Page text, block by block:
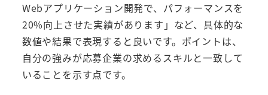
Webアプリケーション開発で、パフォーマンスを
20%向上させた実績があります」など、具体的な
数値や結果で表現すると良いです。ポイントは、
自分の強みが応募企業の求めるスキルと一致して
いることを示す点です。